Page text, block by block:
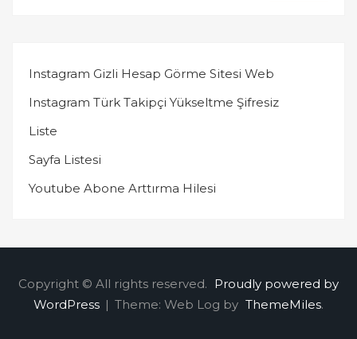
Instagram Gizli Hesap Görme Sitesi Web
Instagram Türk Takipçi Yükseltme Şifresiz
Liste
Sayfa Listesi
Youtube Abone Arttırma Hilesi
Copyright © All rights reserved. Proudly powered by
WordPress | Theme: Web Log by ThemeMiles.